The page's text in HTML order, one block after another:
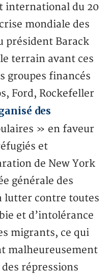
international du 20
mondiale des
président Barack
terrain avant ces
groupes financés
Ford, Rockefeller
des
» en faveur
et
de New York
générale des
lutter contre toutes
et d’intolérance
migrants, ce qui
malheureusement
répressions